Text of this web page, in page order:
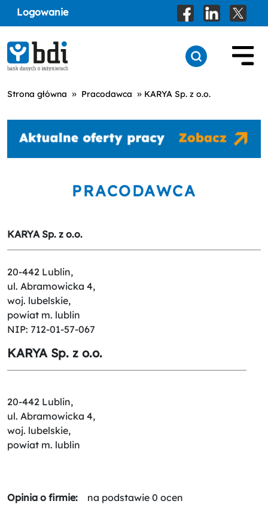
Logowanie
Strona główna » Pracodawca » KARYA Sp. z o.o.
PRACODAWCA
KARYA Sp. z o.o.
20-442 Lublin,
ul. Abramowicka 4,
woj. lubelskie,
powiat m. lublin
NIP: 712-01-57-067
KARYA Sp. z o.o.
20-442 Lublin,
ul. Abramowicka 4,
woj. lubelskie,
powiat m. lublin
Opinia o firmie: na podstawie 0 ocen